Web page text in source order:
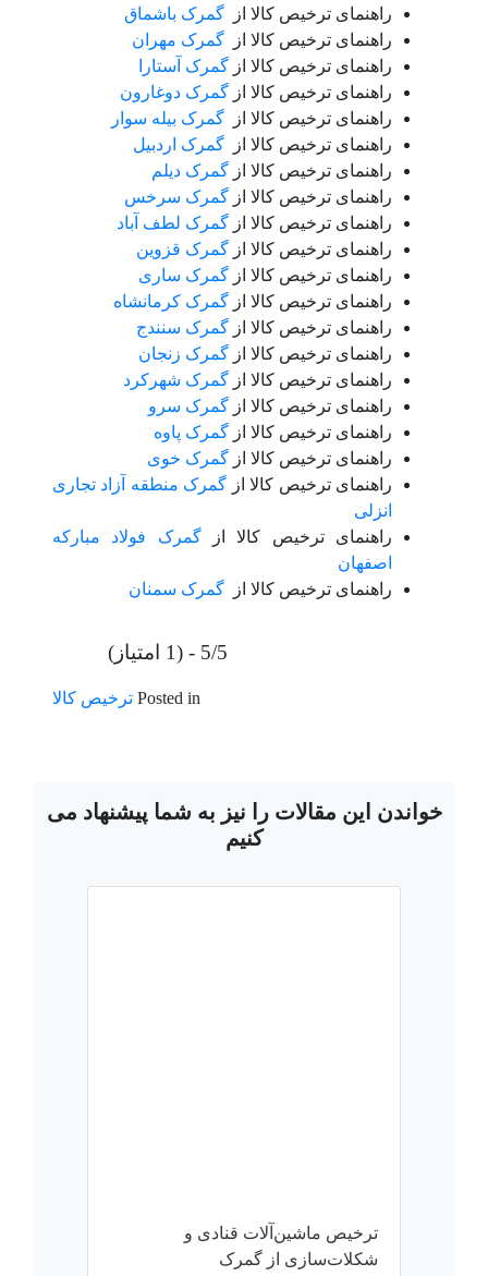
راهنمای ترخیص کالا از گمرک باشماق
راهنمای ترخیص کالا از گمرک مهران
راهنمای ترخیص کالا از گمرک آستارا
راهنمای ترخیص کالا از گمرک دوغارون
راهنمای ترخیص کالا از گمرک بیله سوار
راهنمای ترخیص کالا از گمرک اردبیل
راهنمای ترخیص کالا از گمرک دیلم
راهنمای ترخیص کالا از گمرک سرخس
راهنمای ترخیص کالا از گمرک لطف آباد
راهنمای ترخیص کالا از گمرک قزوین
راهنمای ترخیص کالا از گمرک ساری
راهنمای ترخیص کالا از گمرک کرمانشاه
راهنمای ترخیص کالا از گمرک سنندج
راهنمای ترخیص کالا از گمرک زنجان
راهنمای ترخیص کالا از گمرک شهرکرد
راهنمای ترخیص کالا از گمرک سرو
راهنمای ترخیص کالا از گمرک پاوه
راهنمای ترخیص کالا از گمرک خوی
راهنمای ترخیص کالا از گمرک منطقه آزاد تجاری
انزلی
راهنمای ترخیص کالا ازگمرک فولاد مبارکه
اصفهان
راهنمای ترخیص کالا از گمرک سمنان
5/5 - (1 امتیاز)
Posted in ترخیص کالا
خواندن این مقالات را نیز به شما پیشنهاد می
کنیم
ترخیص ماشین‌آلات قنادی و
شکلات‌سازی از گمرک